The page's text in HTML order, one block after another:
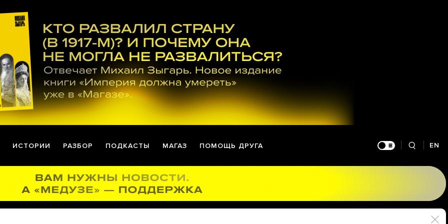
ИСТОРИИ РАЗБОР ПОДКАСТЫ МАГАЗ ПОМОЩЬ ДРУГА EN